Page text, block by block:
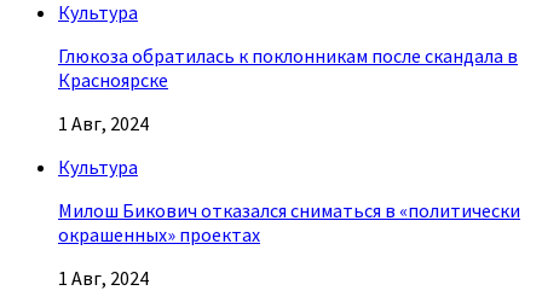
Культура
Глюкоза обратилась к поклонникам после скандала в
Красноярске
1 Авг, 2024
Культура
Милош Бикович отказался сниматься в «политически
окрашенных» проектах
1 Авг, 2024